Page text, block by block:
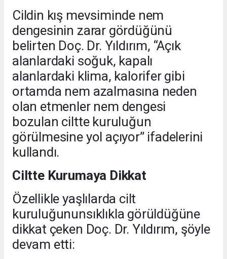
Cildin kış mevsiminde nem
dengesinin zarar gördüğünü
belirten Doç. Dr. Yıldırım, “Açık
alanlardaki soğuk, kapalı
alanlardaki klima, kalorifer gibi
ortamda nem azalmasına neden
olan etmenler nem dengesi
bozulan ciltte kuruluğun
görülmesine yol açıyor” ifadelerini
kullandı.
Ciltte Kurumaya Dikkat
Özellikle yaşlılarda cilt
kuruluğununsıklıkla görüldüğüne
dikkat çeken Doç. Dr. Yıldırım, şöyle
devam etti: